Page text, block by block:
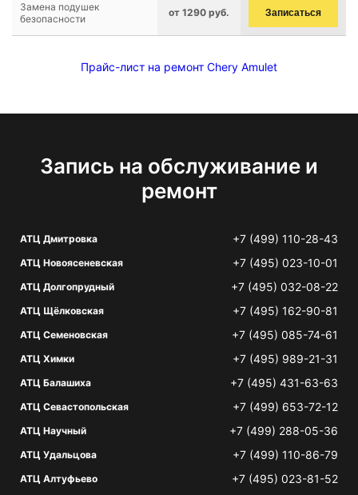
Замена подушек
безопасности
от 1290 руб. Записаться
Прайс-лист на ремонт Chery Amulet
Запись на обслуживание и
ремонт
АТЦ Дмитровка +7 (499) 110-28-43
АТЦ Новоясеневская +7 (495) 023-10-01
АТЦ Долгопрудный +7 (495) 032-08-22
АТЦ Щёлковская +7 (495) 162-90-81
АТЦ Семеновская +7 (495) 085-74-61
АТЦ Химки +7 (495) 989-21-31
АТЦ Балашиха +7 (495) 431-63-63
АТЦ Севастопольская +7 (499) 653-72-12
АТЦ Научный +7 (499) 288-05-36
АТЦ Удальцова +7 (499) 110-86-79
АТЦ Алтуфьево +7 (495) 023-81-52